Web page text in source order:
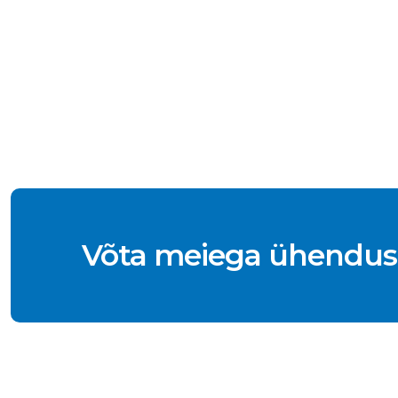
Võta meiega